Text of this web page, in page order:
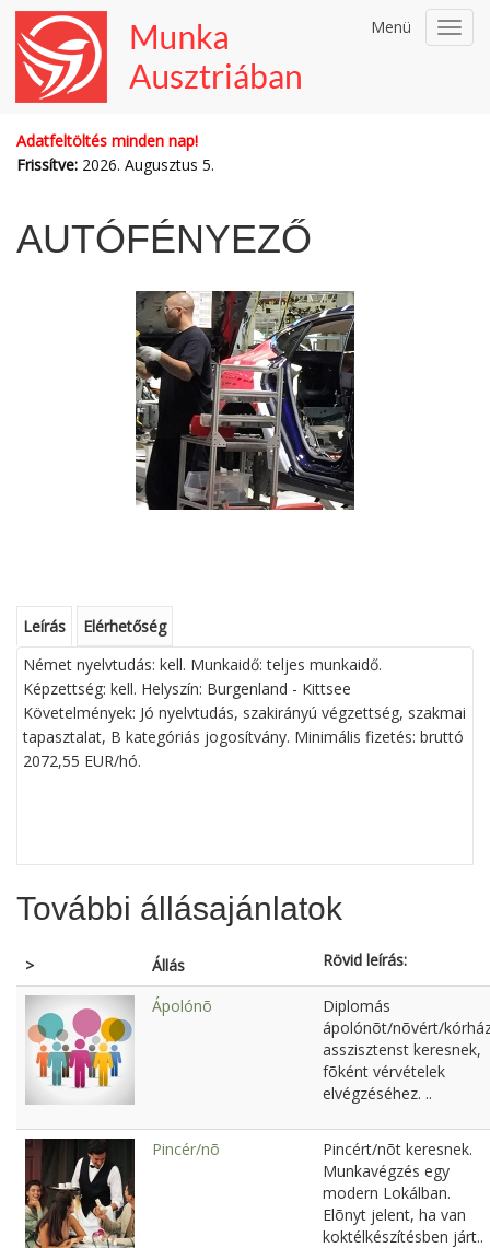
Menü
Adatfeltöltés minden nap!
Frissítve: 2026. Augusztus 5.
AUTÓFÉNYEZŐ
Leírás
Elérhetőség
Német nyelvtudás: kell. Munkaidő: teljes munkaidő.
Képzettség: kell. Helyszín: Burgenland - Kittsee
Követelmények: Jó nyelvtudás, szakirányú végzettség, szakmai
tapasztalat, B kategóriás jogosítvány. Minimális fizetés: bruttó
2072,55 EUR/hó.
További állásajánlatok
> Állás Rövid leírás:
Ápolónõ
Diplomás
ápolónõt/nõvért/
asszisztenst keresnek,
fõként vérvételek
elvégzéséhez. ..
Pincér/nõ
Pincért/nõt keresnek.
Munkavégzés egy
modern Lokálban.
Elõnyt jelent, ha van
koktélkészítésben járt..